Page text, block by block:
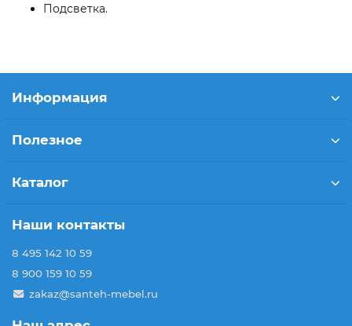
Подсветка.
Информация
Полезное
Каталог
Наши контакты
8 495 142 10 59
8 900 159 10 59
zakaz@santeh-mebel.ru